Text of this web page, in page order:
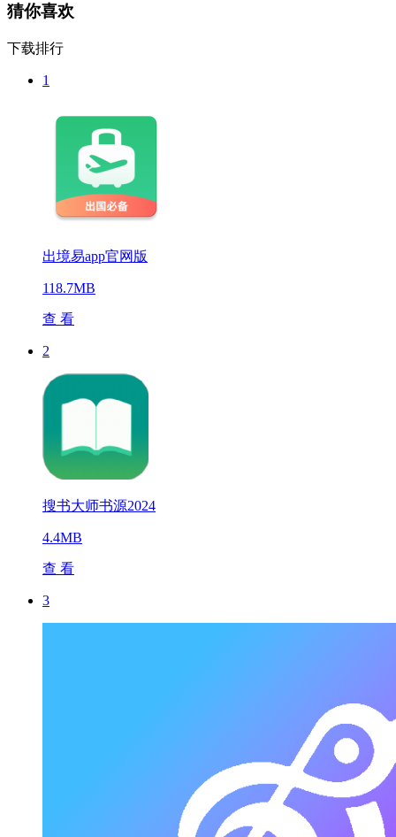
猜你喜欢
下载排行
1
出境易app官网版
118.7MB
查 看
2
搜书大师书源2024
4.4MB
查 看
3